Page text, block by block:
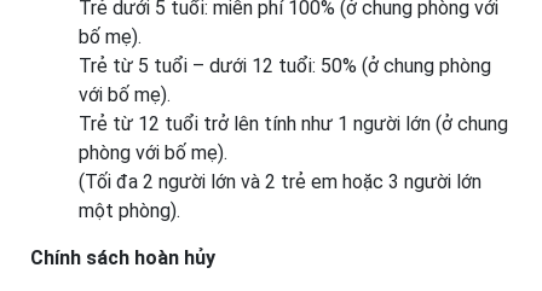
Trẻ dưới 5 tuổi: miễn phí 100% (ở chung phòng với
bố mẹ).
Trẻ từ 5 tuổi – dưới 12 tuổi: 50% (ở chung phòng
với bố mẹ).
Trẻ từ 12 tuổi trở lên tính như 1 người lớn (ở chung
phòng với bố mẹ).
(Tối đa 2 người lớn và 2 trẻ em hoặc 3 người lớn
một phòng).
Chính sách hoàn hủy